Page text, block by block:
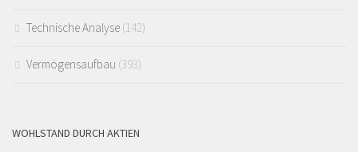
Technische Analyse (142)
Vermögensaufbau (393)
WOHLSTAND DURCH AKTIEN